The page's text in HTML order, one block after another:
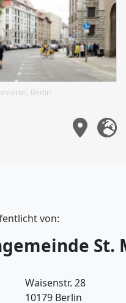
Berlin
von:
Waisenstr. 28
10179 Berlin